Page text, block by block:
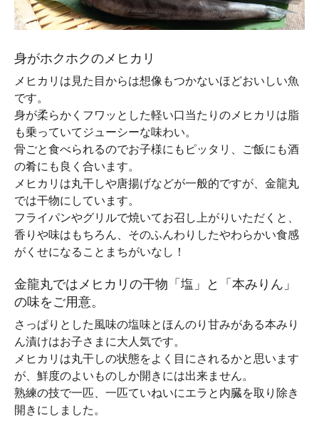
身がホクホクのメヒカリ
メヒカリは見た目からは想像もつかないほどおいしい魚
です。
身が柔らかくフワッとした軽い口当たりのメヒカリは脂
も乗っていてジューシーな味わい。
骨ごと食べられるのでお子様にもピッタリ、ご飯にも酒
の肴にも良く合います。
メヒカリは丸干しや唐揚げなどが一般的ですが、金龍丸
では干物にしています。
フライパンやグリルで焼いてお召し上がりいただくと、
香りや味はもちろん、そのふんわりしたやわらかい食感
がくせになることまちがいなし！
金龍丸ではメヒカリの干物「塩」と「本みりん」
の味をご用意。
さっぱりとした風味の塩味とほんのり甘みがある本みり
ん漬けはお子さまに大人気です。
メヒカリは丸干しの状態をよく目にされるかと思います
が、鮮度のよいものしか開きには出来ません。
熟練の技で一匹、一匹ていねいにエラと内臓を取り除き
開きにしました。